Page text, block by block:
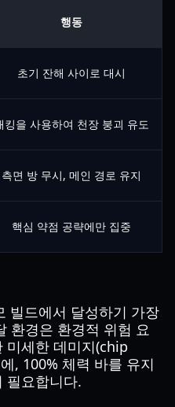
행동
초기 잔해 사이로 대시
킹을 사용하여 천장 붕괴 유도
측면 방 무시, 메인 경로 유지
핵심 약점 공략에만 집중
빌드에서 달성하기 가장
환경은 환경적 위험 요
미세한 데미지(chip
, 100% 체력 바를 유지
필요합니다.